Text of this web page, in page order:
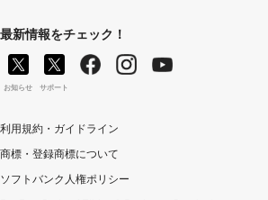
最新情報をチェック！
お知らせ サポート
利用規約・ガイドライン
商標・登録商標について
ソフトバンク人権ポリシー